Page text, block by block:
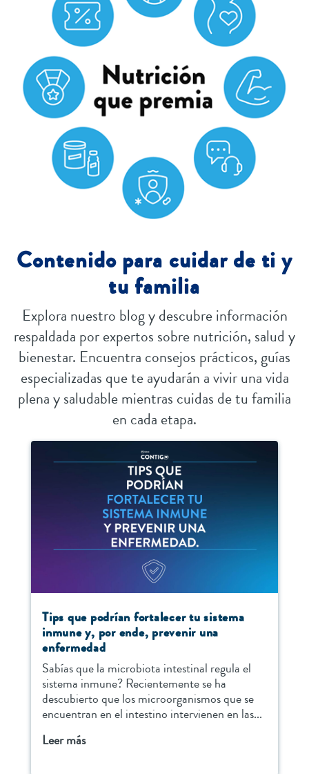
Contenido para cuidar de ti y
tu familia
Explora nuestro blog y descubre información
respaldada por expertos sobre nutrición, salud y
bienestar. Encuentra consejos prácticos, guías
especializadas que te ayudarán a vivir una vida
plena y saludable mientras cuidas de tu familia
en cada etapa.
Tips que podrían fortalecer tu sistema
inmune y, por ende, prevenir una
enfermedad
Sabías que la microbiota intestinal regula el
sistema inmune? Recientemente se ha
descubierto que los microorganismos que se
encuentran en el intestino intervienen en las...
Leer más